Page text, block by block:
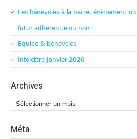
Les bénévoles à la barre, évènement
futur adhérent.e ou non !
Equipe & bénévoles
Infolettre Janvier 2026
Archives
Archives
Méta